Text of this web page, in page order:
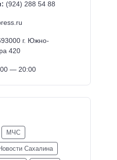
(924) 288 54 88
г. Южно-
420
— 20:00
МЧС
Сахалина